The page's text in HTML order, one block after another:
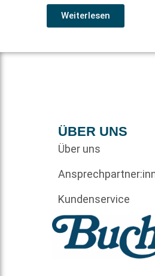
Weiterlesen
ÜBER UNS
Über uns
Kundenservice